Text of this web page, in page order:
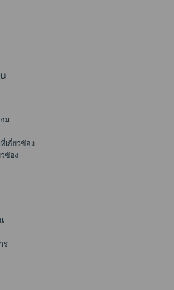
ม
เกี่ยวข้อง
ข้อง
ร